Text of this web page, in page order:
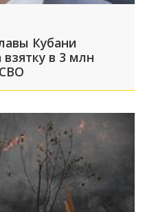
Кубани
в 3 млн